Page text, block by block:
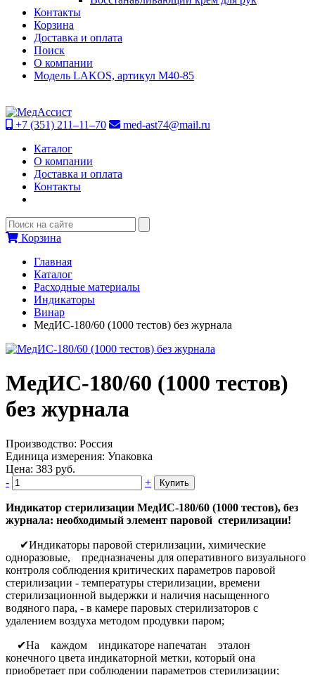
Контакты
Корзина
Доставка и оплата
Поиск
О компании
Модель LAKOS, артикул М40-85
+7 (351) 211–11–70
med-ast74@mail.ru
Каталог
О компании
Доставка и оплата
Контакты
Корзина
Главная
Каталог
Расходные материалы
Индикаторы
Винар
МедИС-180/60 (1000 тестов) без журнала
МедИС-180/60 (1000 тестов)
без журнала
Производство: Россия
Единица измерения: Упаковка
Цена: 383 руб.
-
+ Купить
Индикатор стерилизации МедИС-180/60 (1000 тестов), без
журнала: необходимый элемент паровой стерилизации!
✔Индикаторы паровой стерилизации, химические
одноразовые, предназначены для оперативного визуального
контроля соблюдения критических параметров паровой
стерилизации - температуры стерилизации, времени
стерилизационной выдержки и наличия насыщенного
водяного пара, - в камере паровых стерилизаторов с
удалением воздуха методом продувки паром;
✔На каждом индикаторе напечатан эталон
конечного цвета индикаторной метки, который она
приобретает при соблюдении параметров стерилизации;